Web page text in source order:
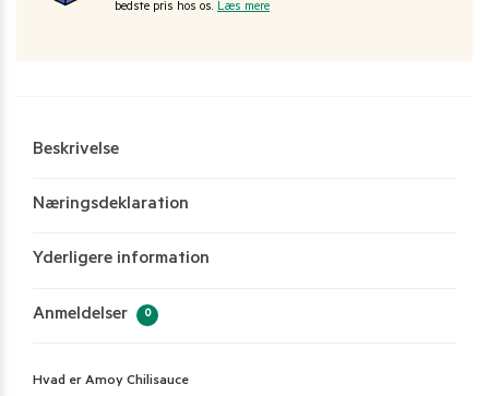
bedste pris hos os. Læs mere
Beskrivelse
Næringsdeklaration
Yderligere information
Anmeldelser 0
Hvad er Amoy Chilisauce